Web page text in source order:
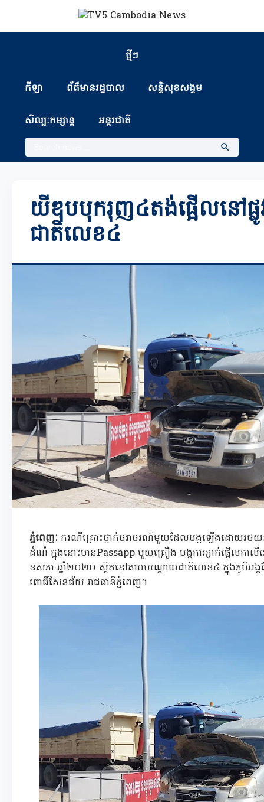
ថ្មីៗ
កីឡា ព័ត៏មានរដ្ឋបាល សន្តិសុខសង្គម
សិល្បៈកម្សាន្ត អន្តរជាតិ
យីឌុបបុករុញ៤តង់ផ្អើលនៅផ្លូ
ជាតិលេខ៤
ភ្នំពេញៈ ករណីគ្រោះថ្នាក់ចរាចរណ៍មួយដែលបង្កឡើងដោយរ
ដំណំ ក្នុងនោះមានPassapp មួយគ្រឿង បង្កការភ្ញាក់ផ្អើលក
ឧសភា ឆ្នាំ២០២០ ស្ថិតនៅតាមបណ្តោយជាតិលេខ៤ ក្នុងភូមិអង្
ពោធិ៍សែនជ័យ​ រាជធានីភ្នំពេញ។